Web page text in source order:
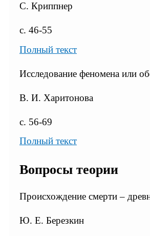
С. Криппнер
с. 46-55
Полный текст
Исследование феномена или
В. И. Харитонова
с. 56-69
Полный текст
Вопросы теории
Происхождение смерти –
Ю. Е. Березкин